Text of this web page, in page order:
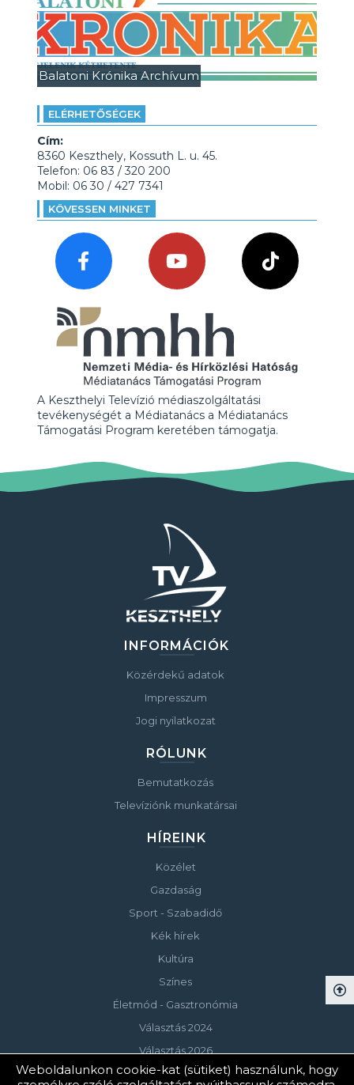
Balatoni Krónika Archívum
ELÉRHETŐSÉGEK
Cím:
8360 Keszthely, Kossuth L. u. 45.
Telefon: 06 83 / 320 200
Mobil: 06 30 / 427 7341
KÖVESSEN MINKET
A Keszthelyi Televízió médiaszolgáltatási
tevékenységét a Médiatanács a Médiatanács
Támogatási Program keretében támogatja.
INFORMÁCIÓK
Közérdekű adatok
Impresszum
Jogi nyilatkozat
RÓLUNK
Bemutatkozás
Televíziónk munkatársai
HÍREINK
Közélet
Gazdaság
Sport - Szabadidő
Kék hírek
Kultúra
Színes
Életmód - Gasztronómia
Választás 2024
Választás 2026
Weboldalunkon cookie-kat (sütiket) használunk, hogy